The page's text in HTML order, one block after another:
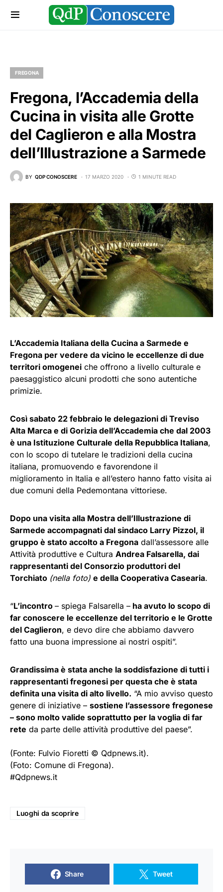
FREGONA
Fregona, l’Accademia della
Cucina in visita alle Grotte
del Caglieron e alla Mostra
dell’Illustrazione a Sarmede
BY QDP CONOSCERE 17 MARZO 2020 1 MINUTE READ
L’Accademia Italiana della Cucina a Sarmede e
Fregona per vedere da vicino le eccellenze di due
territori omogenei che offrono a livello culturale e
paesaggistico alcuni prodotti che sono autentiche
primizie.
Così sabato 22 febbraio le delegazioni di Treviso
Alta Marca e di Gorizia dell’Accademia che dal 2003
è una Istituzione Culturale della Repubblica Italiana,
con lo scopo di tutelare le tradizioni della cucina
italiana, promuovendo e favorendone il
miglioramento in Italia e all’estero hanno fatto visita ai
due comuni della Pedemontana vittoriese.
Dopo una visita alla Mostra dell’Illustrazione di
Sarmede accompagnati dal sindaco Larry Pizzol, il
gruppo è stato accolto a Fregona dall’assessore alle
Attività produttive e Cultura Andrea Falsarella, dai
rappresentanti del Consorzio produttori del
Torchiato (nella foto) e della Cooperativa Casearia.
“L’incontro – spiega Falsarella – ha avuto lo scopo di
far conoscere le eccellenze del territorio e le Grotte
del Caglieron, e devo dire che abbiamo davvero
fatto una buona impressione ai nostri ospiti”.
Grandissima è stata anche la soddisfazione di tutti i
rappresentanti fregonesi per questa che è stata
definita una visita di alto livello. “A mio avviso questo
genere di iniziative – sostiene l’assessore fregonese
– sono molto valide soprattutto per la voglia di far
rete da parte delle attività produttive del paese”.
(Fonte: Fulvio Fioretti © Qdpnews.it).
(Foto: Comune di Fregona).
#Qdpnews.it
Luoghi da scoprire
Share Tweet